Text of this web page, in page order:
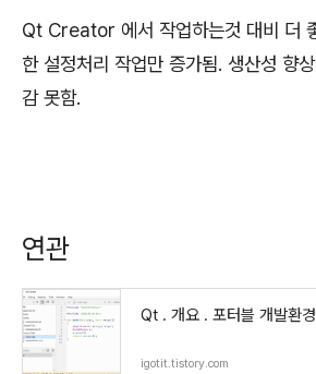
Qt Creator 에서 작업하는것 대비 더
한 설정처리 작업만 증가됨. 생산성 향
감 못함.
연관
Qt . 개요 . 포터블 개발환
igotit.tistory.com